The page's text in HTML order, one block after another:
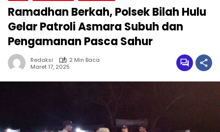
Ramadhan Berkah, Polsek Bilah Hulu
Gelar Patroli Asmara Subuh dan
Pengamanan Pasca Sahur
Redaksi
2 Min Baca
Maret 17, 2025